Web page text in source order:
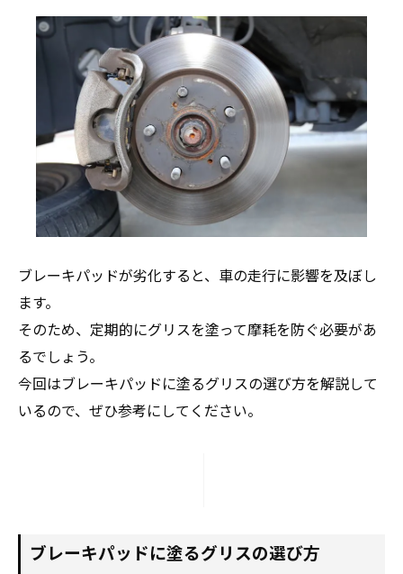
ブレーキパッドが劣化すると、車の走行に影響を及ぼし
ます。
そのため、定期的にグリスを塗って摩耗を防ぐ必要があ
るでしょう。
今回はブレーキパッドに塗るグリスの選び方を解説して
いるので、ぜひ参考にしてください。
ブレーキパッドに塗るグリスの選び方